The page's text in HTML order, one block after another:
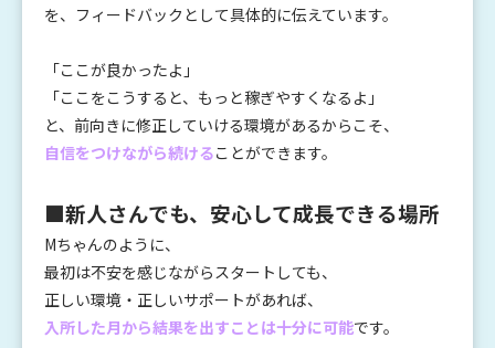
を、フィードバックとして具体的に伝えています。
「ここが良かったよ」
「ここをこうすると、もっと稼ぎやすくなるよ」
と、前向きに修正していける環境があるからこそ、
自信をつけながら続けることができます。
■新人さんでも、安心して成長できる場所
Mちゃんのように、
最初は不安を感じながらスタートしても、
正しい環境・正しいサポートがあれば、
入所した月から結果を出すことは十分に可能です。